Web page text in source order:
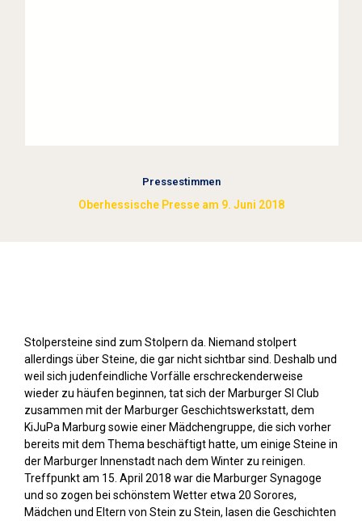
Pressestimmen
Oberhessische Presse am 9. Juni 2018
Stolpersteine sind zum Stolpern da. Niemand stolpert
allerdings über Steine, die gar nicht sichtbar sind. Deshalb und
weil sich judenfeindliche Vorfälle erschreckenderweise
wieder zu häufen beginnen, tat sich der Marburger SI Club
zusammen mit der Marburger Geschichtswerkstatt, dem
KiJuPa Marburg sowie einer Mädchengruppe, die sich vorher
bereits mit dem Thema beschäftigt hatte, um einige Steine in
der Marburger Innenstadt nach dem Winter zu reinigen.
Treffpunkt am 15. April 2018 war die Marburger Synagoge
und so zogen bei schönstem Wetter etwa 20 Sorores,
Mädchen und Eltern von Stein zu Stein, lasen die Geschichten